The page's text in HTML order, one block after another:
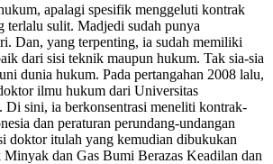
apalagi spesifik menggeluti kontrak
terlalu sulit. Madjedi sudah punya
Dan, yang terpenting, ia sudah memiliki
dari sisi teknik maupun hukum. Tak sia-sia
dunia hukum. Pada pertangahan 2008 lalu,
ilmu hukum dari Universitas
Di sini, ia berkonsentrasi meneliti kontrak-
dan peraturan perundang-undangan
doktor itulah yang kemudian dibukukan
dan Gas Bumi Berazas Keadilan dan